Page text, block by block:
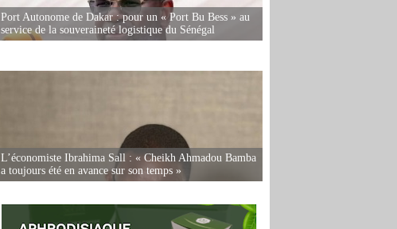
Port Autonome de Dakar : pour un « Port Bu Bess » au
service de la souveraineté logistique du Sénégal
L’économiste Ibrahima Sall : « Cheikh Ahmadou Bamba
a toujours été en avance sur son temps »